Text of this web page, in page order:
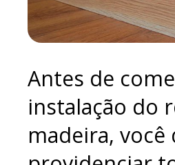
Antes de
instalação do
madeira, você